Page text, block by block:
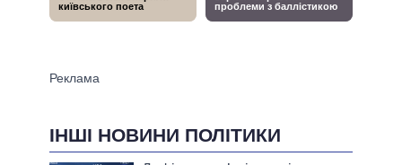
ІНШІ НОВИНИ ПОЛІТИКИ